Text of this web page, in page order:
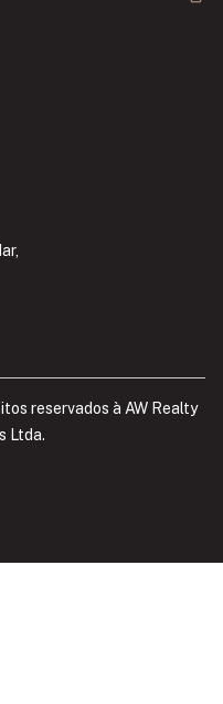
reservados à AW Realty
Ltda.​